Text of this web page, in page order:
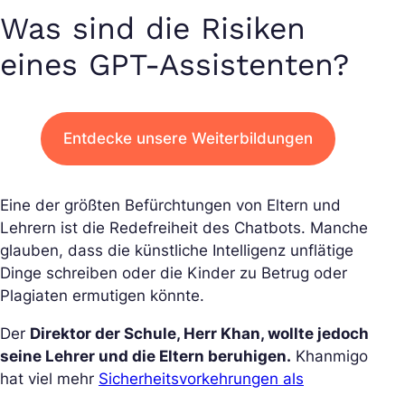
Was sind die Risiken
eines GPT-Assistenten?
Entdecke unsere Weiterbildungen
Eine der größten Befürchtungen von Eltern und
Lehrern ist die Redefreiheit des Chatbots. Manche
glauben, dass die künstliche Intelligenz unflätige
Dinge schreiben oder die Kinder zu Betrug oder
Plagiaten ermutigen könnte.
Der Direktor der Schule, Herr Khan, wollte jedoch
seine Lehrer und die Eltern beruhigen. Khanmigo
hat viel mehr Sicherheitsvorkehrungen als